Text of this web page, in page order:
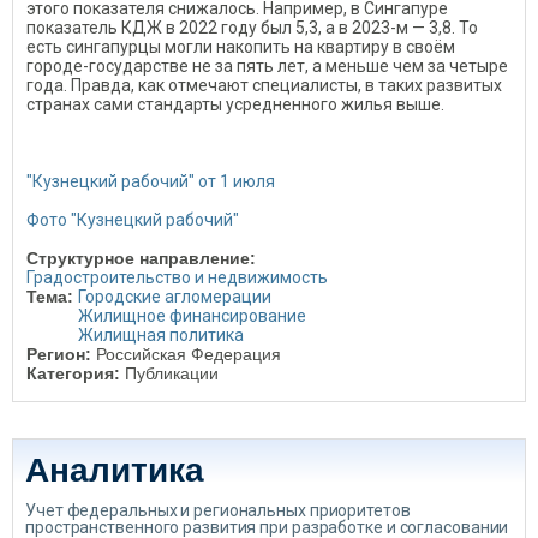
этого показателя снижалось. Например, в Сингапуре
показатель КДЖ в 2022 году был 5,3, а в 2023-м — 3,8. То
есть сингапурцы могли накопить на квартиру в своём
городе-государстве не за пять лет, а меньше чем за четыре
года. Правда, как отмечают специалисты, в таких развитых
странах сами стандарты усредненного жилья выше.
"Кузнецкий рабочий" от 1 июля
Фото "Кузнецкий рабочий"
Структурное направление:
Градостроительство и недвижимость
Тема: Городские агломерации
Жилищное финансирование
Жилищная политика
Регион: Российская Федерация
Категория: Публикации
Аналитика
Учет федеральных и региональных приоритетов
пространственного развития при разработке и согласовании